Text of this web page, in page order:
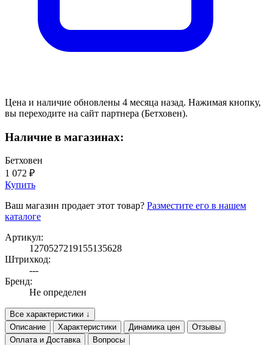
Цена и наличие обновлены 4 месяца назад. Нажимая кнопку,
вы переходите на сайт партнера (Бетховен).
Наличие в магазинах:
Бетховен
1 072 ₽
Купить
Ваш магазин продает этот товар? Разместите его в нашем
каталоге
Артикул:
1270527219155135628
Штрихкод:
---
Бренд:
Не определен
Все характеристики ↓
Описание
Характеристики Динамика цен
Отзывы
Оплата и Доставка
Вопросы